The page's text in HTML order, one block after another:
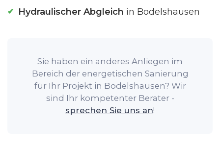
Hydraulischer Abgleich in Bodelshausen
Sie haben ein anderes Anliegen im
Bereich der energetischen Sanierung
für Ihr Projekt in Bodelshausen? Wir
sind Ihr kompetenter Berater -
sprechen Sie uns an!